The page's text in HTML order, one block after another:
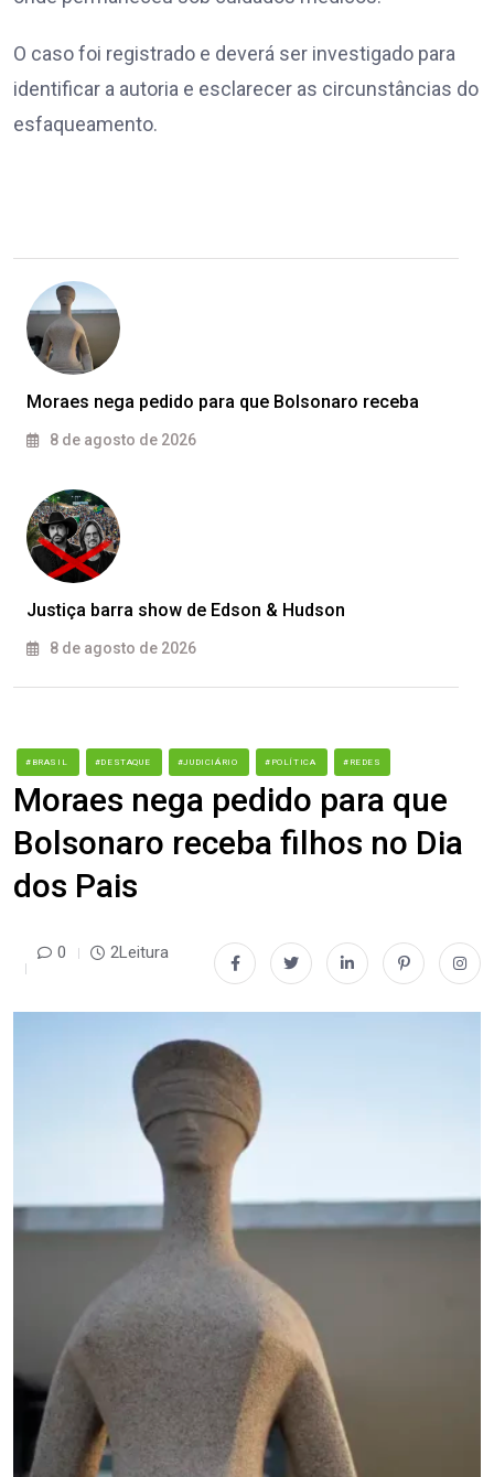
O caso foi registrado e deverá ser investigado para
identificar a autoria e esclarecer as circunstâncias do
esfaqueamento.
Moraes nega pedido para que Bolsonaro receba
8 de agosto de 2026
Justiça barra show de Edson & Hudson
8 de agosto de 2026
#BRASIL #DESTAQUE #JUDICIÁRIO #POLÍTICA #REDES
Moraes nega pedido para que
Bolsonaro receba filhos no Dia
dos Pais
0 2Leitura